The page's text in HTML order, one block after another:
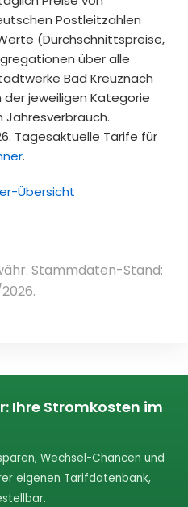
Postleitzahlen
(Durchschnittspreise,
über alle
Bad Kreuznach
jeweiligen Kategorie
Jahresverbrauch.
Tagesaktuelle Tarife für
.
Übersicht
Stammdaten-Stand:
Ihre Stromkosten im
Wechsel-Chancen und
eigenen Tarifdatenbank,